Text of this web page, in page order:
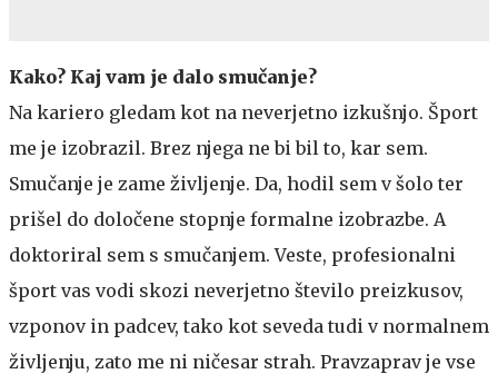
Kako? Kaj vam je dalo smučanje?
Na kariero gledam kot na neverjetno izkušnjo. Šport
me je izobrazil. Brez njega ne bi bil to, kar sem.
Smučanje je zame življenje. Da, hodil sem v šolo ter
prišel do določene stopnje formalne izobrazbe. A
doktoriral sem s smučanjem. Veste, profesionalni
šport vas vodi skozi neverjetno število preizkusov,
vzponov in padcev, tako kot seveda tudi v normalnem
življenju, zato me ni ničesar strah. Pravzaprav je vse